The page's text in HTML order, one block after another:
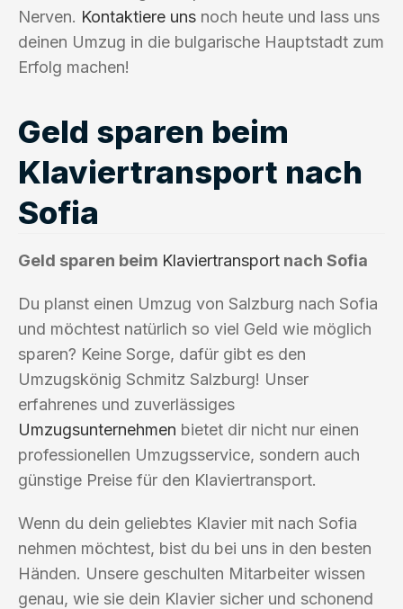
Nerven. Kontaktiere uns noch heute und lass uns
deinen Umzug in die bulgarische Hauptstadt zum
Erfolg machen!
Geld sparen beim
Klaviertransport nach
Sofia
Geld sparen beim Klaviertransport nach Sofia
Du planst einen Umzug von Salzburg nach Sofia
und möchtest natürlich so viel Geld wie möglich
sparen? Keine Sorge, dafür gibt es den
Umzugskönig Schmitz Salzburg! Unser
erfahrenes und zuverlässiges
Umzugsunternehmen bietet dir nicht nur einen
professionellen Umzugsservice, sondern auch
günstige Preise für den Klaviertransport.
Wenn du dein geliebtes Klavier mit nach Sofia
nehmen möchtest, bist du bei uns in den besten
Händen. Unsere geschulten Mitarbeiter wissen
genau, wie sie dein Klavier sicher und schonend